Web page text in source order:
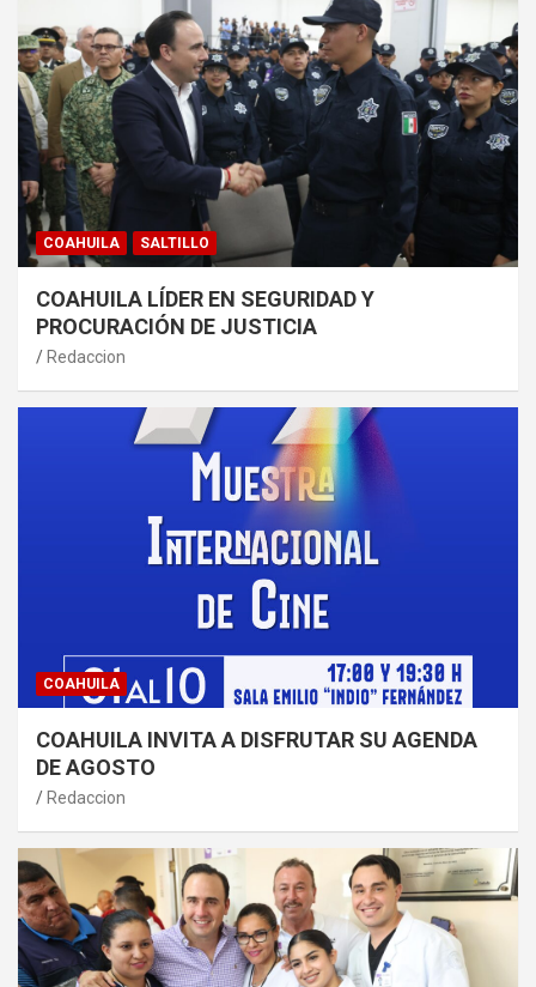
COAHUILA SALTILLO
COAHUILA LÍDER EN SEGURIDAD Y
PROCURACIÓN DE JUSTICIA
Redaccion
COAHUILA
COAHUILA INVITA A DISFRUTAR SU AGENDA
DE AGOSTO
Redaccion